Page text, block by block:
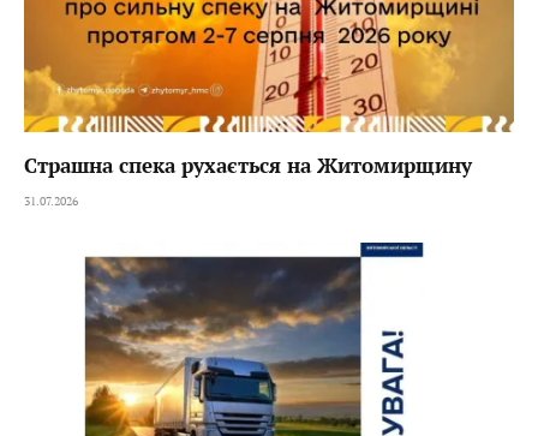
Страшна спека рухається на Житомирщину
31.07.2026